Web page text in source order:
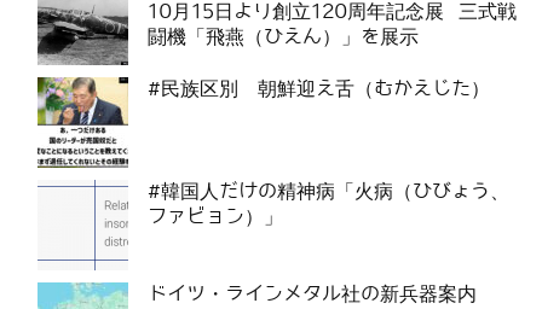
10月15日より創立120周年記念展 三式戦
闘機「飛燕（ひえん）」を展示
#民族区別 朝鮮迎え舌（むかえじた）
#韓国人だけの精神病「火病（ひびょう、
ファビョン）」
ドイツ・ラインメタル社の新兵器案内